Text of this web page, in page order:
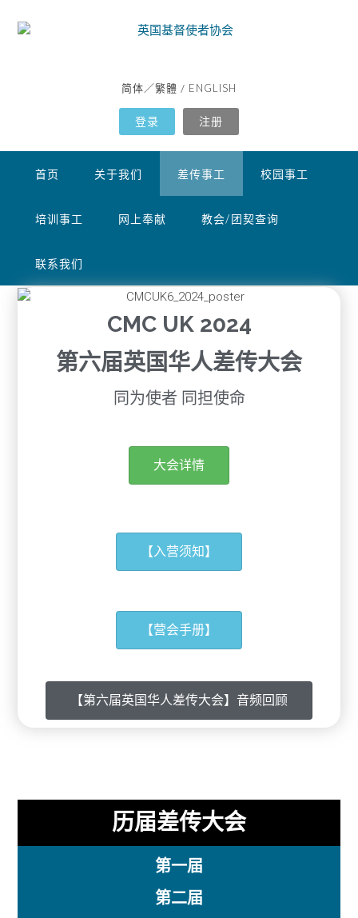
简体／繁體 / ENGLISH
登录 注册
首页 关于我们 差传事工 校园事工
培训事工 网上奉献 教会/团契查询
联系我们
CMC UK 2024
第六届英国华人差传大会
同为使者 同担使命
大会详情
【入营须知】
【营会手册】
【第六届英国华人差传大会】音频回顾
历届差传大会
第一届
第二届